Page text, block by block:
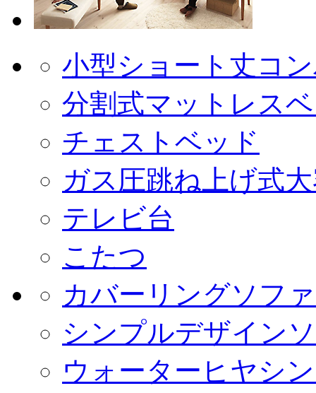
小型ショート丈コ
分割式マットレス
チェストベッド
ガス圧跳ね上げ式
テレビ台
こたつ
カバーリングソフ
シンプルデザイン
ウォーターヒヤシ